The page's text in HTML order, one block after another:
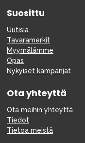
Suosittu
Uutisia
Tavaramerkit
Myymälämme
Opas
Nykyiset kampanjat
Ota yhteyttä
Ota meihin yhteyttä
Tiedot
Tietoa meistä